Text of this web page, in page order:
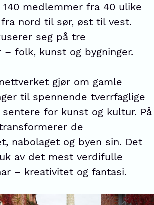
140 medlemmer fra 40 ulike
nord til sør, øst til vest.
seg på tre
– folk, kunst og bygninger.
gjør om gamle
til spennende tverrfaglige
sentere for kunst og kultur. På
de
nabolaget og byen sin. Det
av det mest verdifulle
– kreativitet og fantasi.